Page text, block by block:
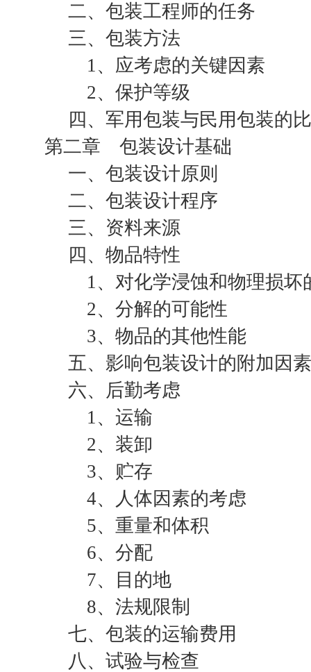
二、包装工程师的任务
三、包装方法
1、应考虑的关键因素
2、保护等级
四、军用包装与民用包装的
第二章 包装设计基础
一、包装设计原则
二、包装设计程序
三、资料来源
四、物品特性
1、对化学浸蚀和物理损坏
2、分解的可能性
3、物品的其他性能
五、影响包装设计的附加因素
六、后勤考虑
1、运输
2、装卸
3、贮存
4、人体因素的考虑
5、重量和体积
6、分配
7、目的地
8、法规限制
七、包装的运输费用
八、试验与检查